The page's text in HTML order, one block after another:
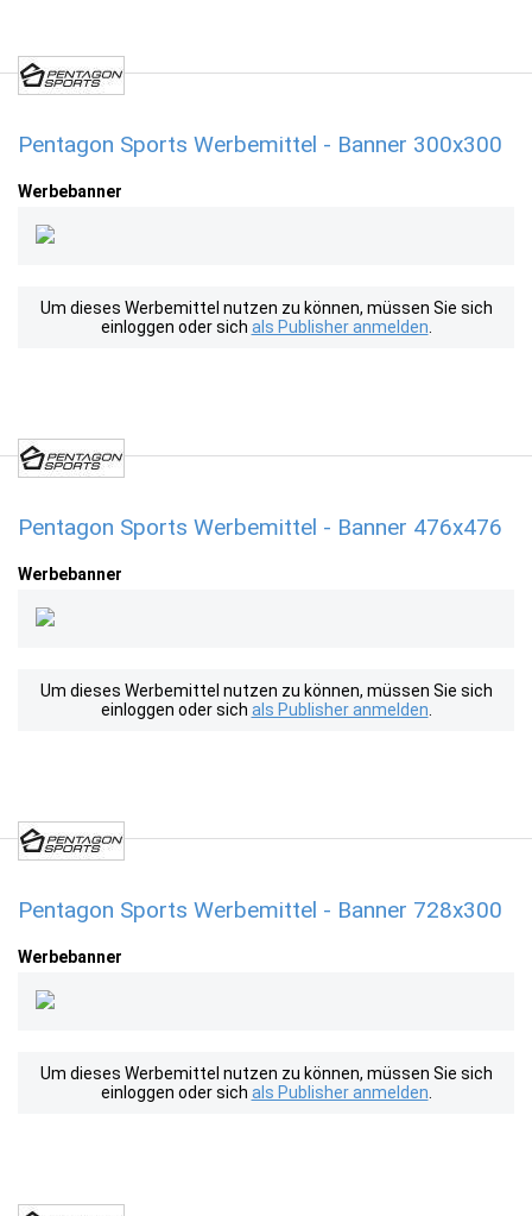
Pentagon Sports Werbemittel - Banner 300x300
Werbebanner
Um dieses Werbemittel nutzen zu können, müssen Sie sich
einloggen oder sich als Publisher anmelden
Pentagon Sports Werbemittel - Banner 476x476
Werbebanner
Um dieses Werbemittel nutzen zu können, müssen Sie sich
einloggen oder sich als Publisher anmelden
Pentagon Sports Werbemittel - Banner 728x300
Werbebanner
Um dieses Werbemittel nutzen zu können, müssen Sie sich
einloggen oder sich als Publisher anmelden